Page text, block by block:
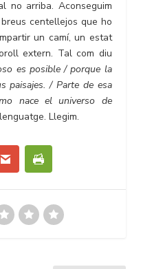
no arriba. Aconseguim
centellejos que ho
un camí, un estat
extern. Tal com diu
es posible / porque la
paisajes. / Parte de esa
nace el universo de
Llegim.